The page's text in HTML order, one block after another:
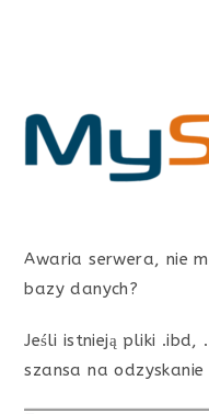
Awaria serwera, nie
bazy danych?
Jeśli istnieją pliki
szansa na odzyskanie